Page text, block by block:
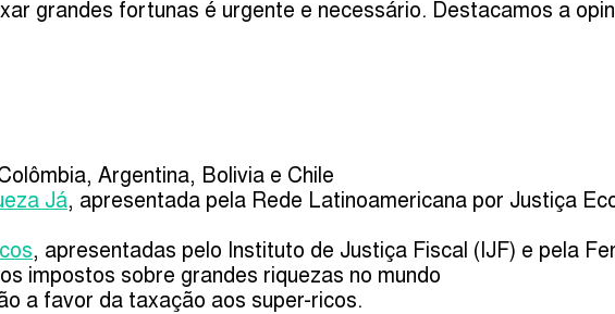
grandes fortunas é urgente e necessário. Destacamos a
Argentina, Bolivia e Chile
Já, apresentada pela Rede Latinoamericana por Justiça
, apresentadas pelo Instituto de Justiça Fiscal (IJF) e pela
impostos sobre grandes riquezas no mundo
a favor da taxação aos super-ricos.